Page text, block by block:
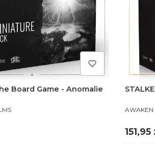
Board Game - Anomalie
AWAKEN
Cena
151,95